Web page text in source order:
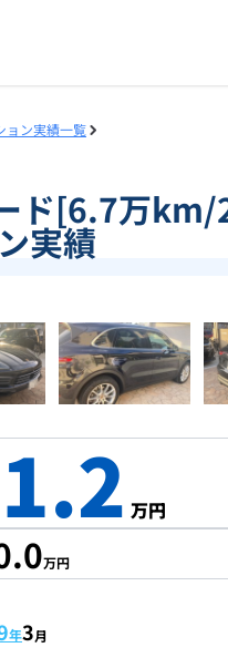
ョン実績一覧
ド[6.7万
実績
万円
万円
年3月